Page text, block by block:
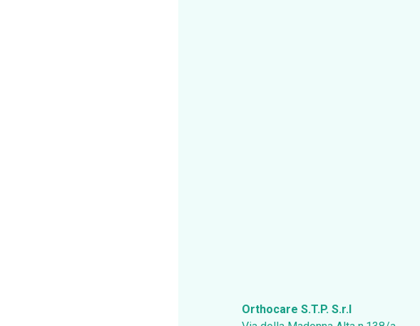
Orthocare S.T.P. S.r.l